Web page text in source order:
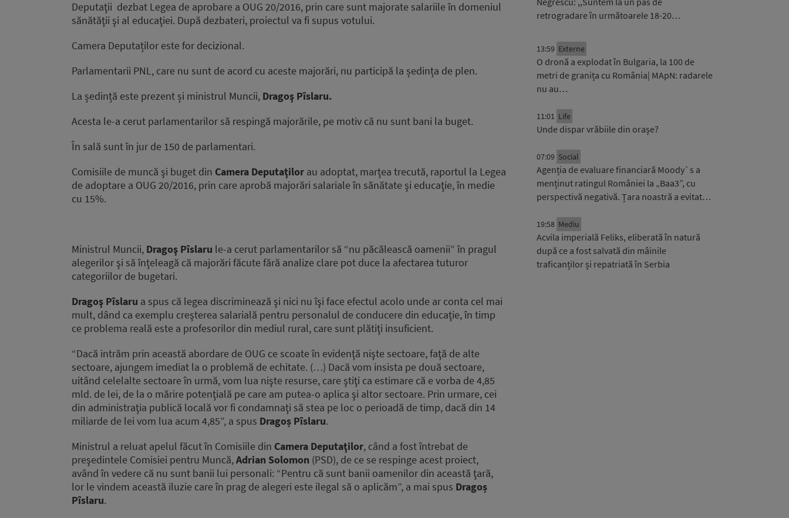
Deputaţii dezbat Legea de aprobare a OUG 20/2016, prin care sunt majorate salariile în domeniul
sănătăţii şi al educaţiei. După dezbateri, proiectul va fi supus votului.
Camera Deputaților este for decizional.
Parlamentarii PNL, care nu sunt de acord cu aceste majorări, nu participă la ședința de plen.
La ședință este prezent și ministrul Muncii, Dragoş Pîslaru.
Acesta le-a cerut parlamentarilor să respingă majorările, pe motiv că nu sunt bani la buget.
În sală sunt în jur de 150 de parlamentari.
Comisiile de muncă şi buget din Camera Deputaţilor au adoptat, marţea trecută, raportul la Legea
de adoptare a OUG 20/2016, prin care aprobă majorări salariale în sănătate şi educaţie, în medie
cu 15%.
Ministrul Muncii, Dragoş Pîslaru le-a cerut parlamentarilor să “nu păcălească oamenii” în pragul
alegerilor şi să înţeleagă că majorări făcute fără analize clare pot duce la afectarea tuturor
categoriilor de bugetari.
Dragoş Pîslaru a spus că legea discriminează şi nici nu îşi face efectul acolo unde ar conta cel mai
mult, dând ca exemplu creşterea salarială pentru personalul de conducere din educaţie, în timp
ce problema reală este a profesorilor din mediul rural, care sunt plătiţi insuficient.
“Dacă intrăm prin această abordare de OUG ce scoate în evidenţă nişte sectoare, faţă de alte
sectoare, ajungem imediat la o problemă de echitate. (…) Dacă vom insista pe două sectoare,
uitând celelalte sectoare în urmă, vom lua nişte resurse, care ştiţi ca estimare că e vorba de 4,85
mld. de lei, de la o mărire potenţială pe care am putea-o aplica şi altor sectoare. Prin urmare, cei
din administraţia publică locală vor fi condamnaţi să stea pe loc o perioadă de timp, dacă din 14
miliarde de lei vom lua acum 4,85”, a spus Dragoș Pîslaru.
Ministrul a reluat apelul făcut în Comisiile din Camera Deputaţilor, când a fost întrebat de
preşedintele Comisiei pentru Muncă,Adrian Solomon (PSD), de ce se respinge acest proiect,
având în vedere că nu sunt banii lui personali: “Pentru că sunt banii oamenilor din această ţară,
lor le vindem această iluzie care în prag de alegeri este ilegal să o aplicăm”, a mai spus Dragoș
Pîslaru.
retrogradare în următoarele 18-20…
13:59 Externe
O dronă a explodat în Bulgaria, la 100 de
metri de granița cu România| MApN: radarele
nu au…
11:01 Life
Unde dispar vrăbiile din orașe?
07:09 Social
Agenția de evaluare financiară Moody`s a
menținut ratingul României la „Baa3”, cu
perspectivă negativă. Țara noastră a evitat…
19:58 Mediu
Acvila imperială Feliks, eliberată în natură
după ce a fost salvată din mâinile
traficanților și repatriată în Serbia